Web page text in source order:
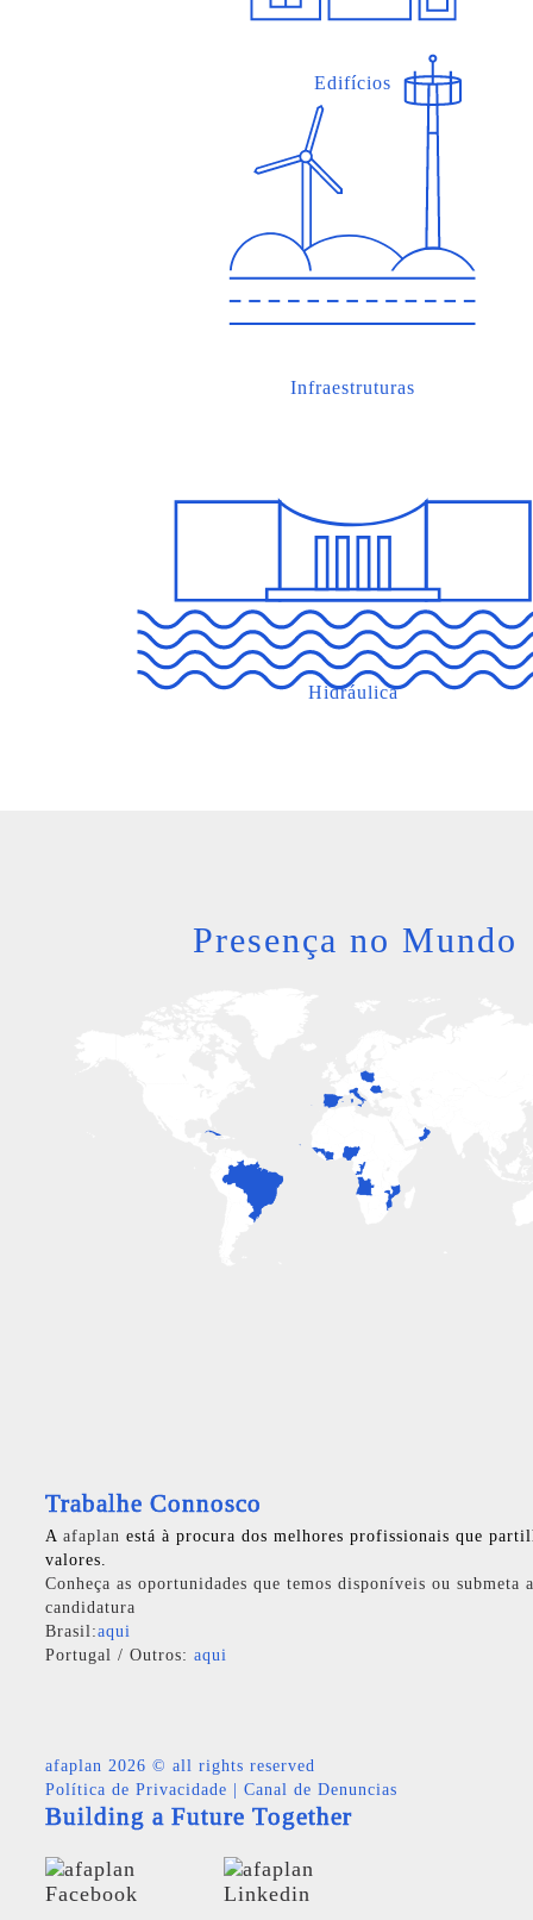
Edifícios
Infraestruturas
Hidráulica
Presença no Mundo
Trabalhe Connosco
A afaplan está à procura dos melhores profissionais que
valores.
Conheça as oportunidades que temos disponíveis ou submeta
candidatura
Brasil:aqui
Portugal / Outros: aqui
afaplan 2026 © all rights reserved
Política de Privacidade
Canal de Denuncias
Building a Future Together